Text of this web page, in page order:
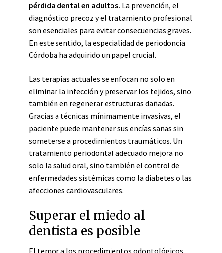
pérdida dental en adultos. La prevención, el
diagnóstico precoz y el tratamiento profesional
son esenciales para evitar consecuencias graves.
En este sentido, la especialidad de periodoncia
Córdoba ha adquirido un papel crucial.
Las terapias actuales se enfocan no solo en
eliminar la infección y preservar los tejidos, sino
también en regenerar estructuras dañadas.
Gracias a técnicas mínimamente invasivas, el
paciente puede mantener sus encías sanas sin
someterse a procedimientos traumáticos. Un
tratamiento periodontal adecuado mejora no
solo la salud oral, sino también el control de
enfermedades sistémicas como la diabetes o las
afecciones cardiovasculares.
Superar el miedo al
dentista es posible
El temor a los procedimientos odontológicos